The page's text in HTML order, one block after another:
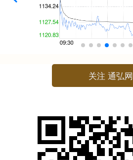
关注 通弘网